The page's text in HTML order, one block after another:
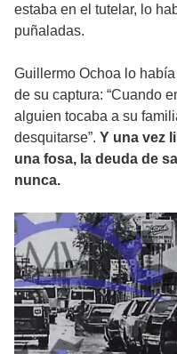
estaba en el tutelar, lo
puñaladas.
Guillermo Ochoa lo
de su captura: “Cuando
alguien tocaba a su
desquitarse”. Y una vez
una fosa, la deuda de
nunca.